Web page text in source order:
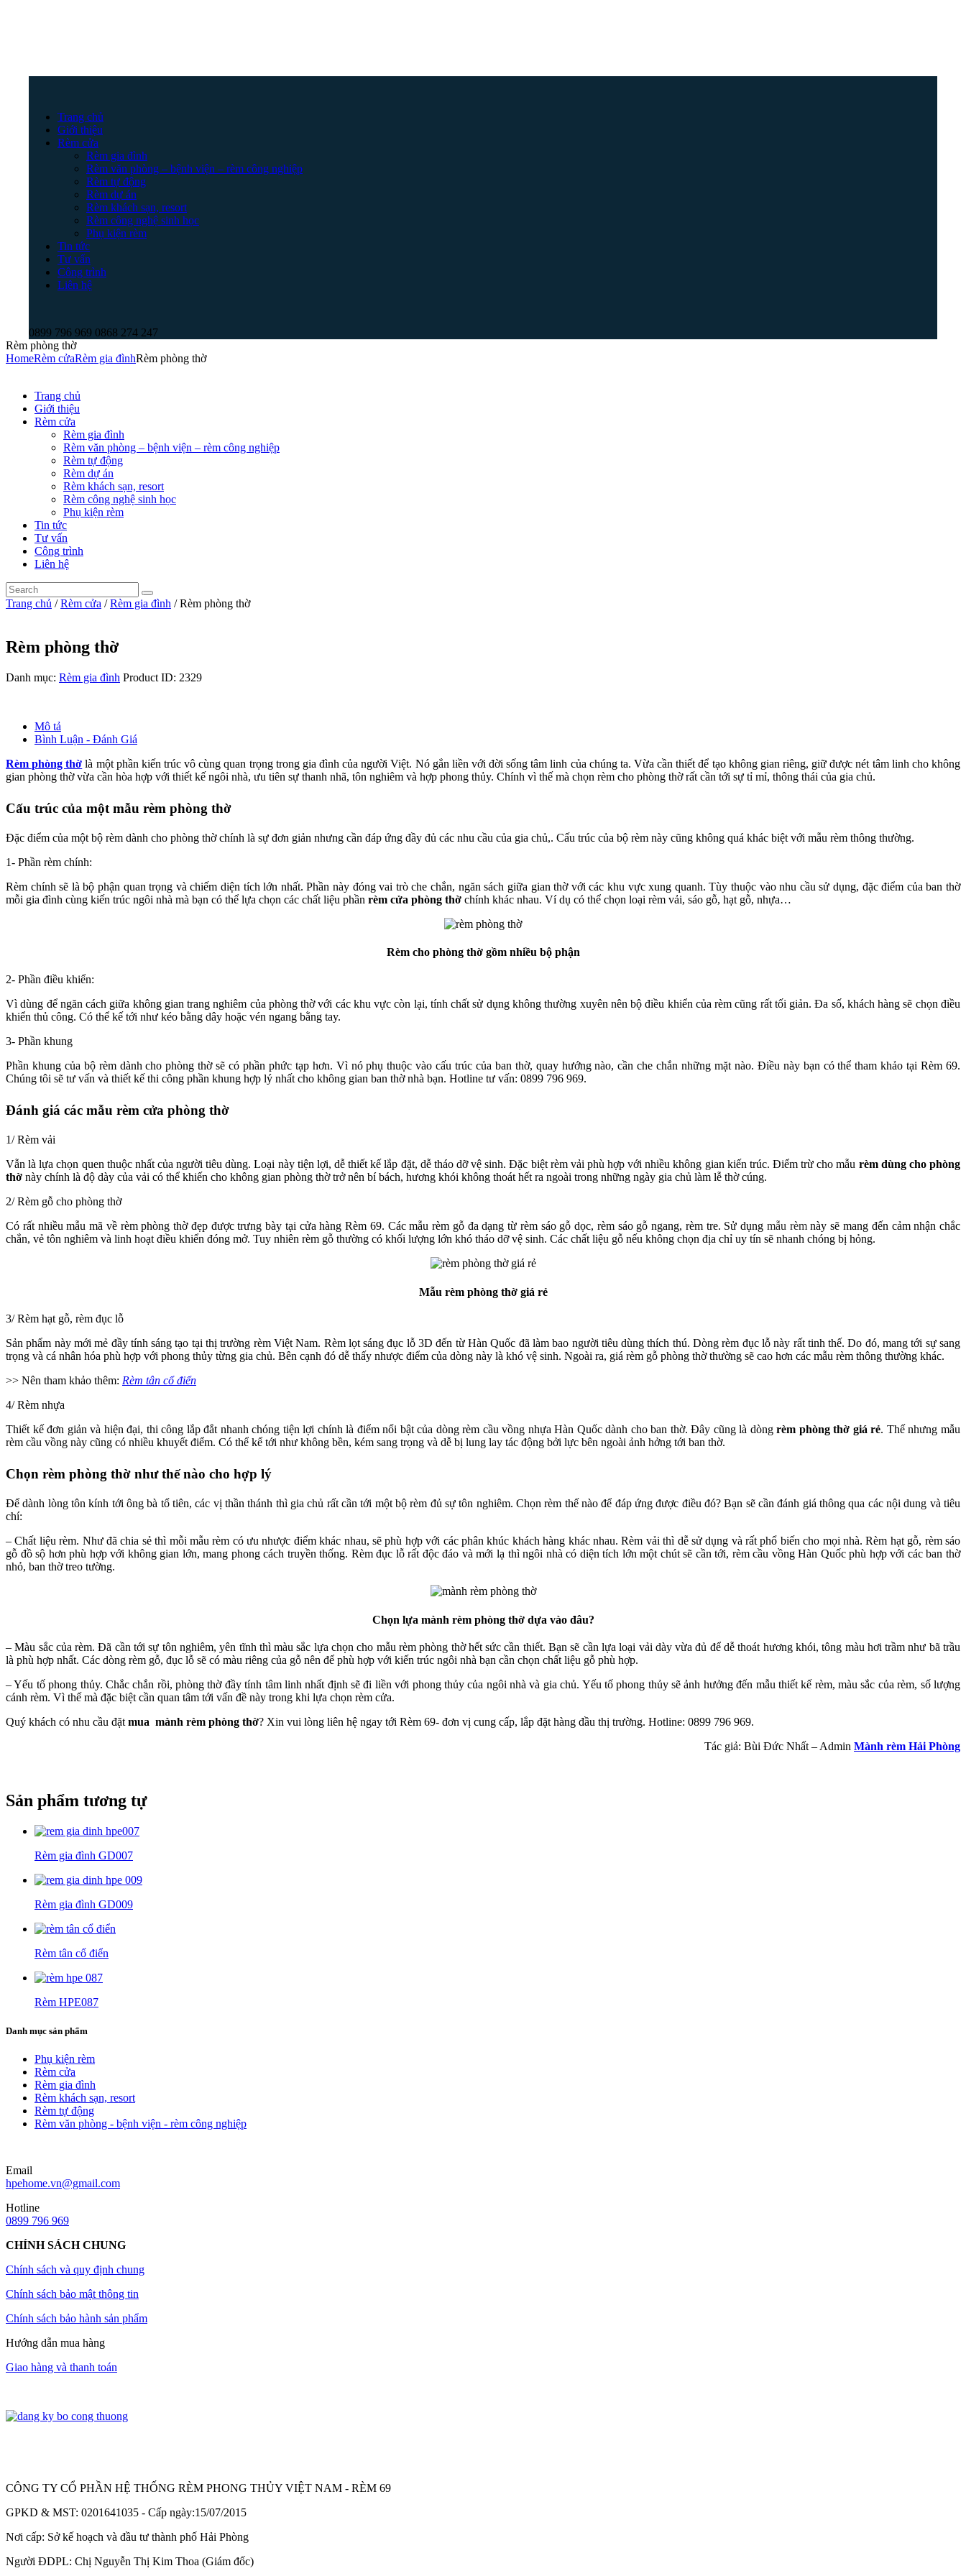
Trang chủ
Giới thiệu
Rèm cửa
Rèm gia đình
Rèm văn phòng – bệnh viện – rèm công nghiệp
Rèm tự động
Rèm dự án
Rèm khách sạn, resort
Rèm công nghệ sinh học
Phụ kiện rèm
Tin tức
Tư vấn
Công trình
Liên hệ
0899 796 969 0868 274 247
Rèm phòng thờ
HomeRèm cửaRèm gia đìnhRèm phòng thờ
Trang chủ
Giới thiệu
Rèm cửa
Rèm gia đình
Rèm văn phòng – bệnh viện – rèm công nghiệp
Rèm tự động
Rèm dự án
Rèm khách sạn, resort
Rèm công nghệ sinh học
Phụ kiện rèm
Tin tức
Tư vấn
Công trình
Liên hệ
Trang chủ /Rèm cửa /Rèm gia đình / Rèm phòng thờ
Rèm phòng thờ
Danh mục: Rèm gia đình Product ID: 2329
Mô tả
Bình Luận - Đánh Giá
Rèm phòng thờ là một phần kiến trúc vô cùng quan trọng trong gia đình của người Việt. Nó gắn liền với đời sống tâm linh của chúng ta. Vừa cần thiết để tạo không gian riêng, giữ được nét tâm linh cho không
gian phòng thờ vừa cần hòa hợp với thiết kế ngôi nhà, ưu tiên sự thanh nhã, tôn nghiêm và hợp phong thủy. Chính vì thế mà chọn rèm cho phòng thờ rất cần tới sự tỉ mỉ, thông thái của gia chủ.
Cấu trúc của một mẫu rèm phòng thờ
Đặc điểm của một bộ rèm dành cho phòng thờ chính là sự đơn giản nhưng cần đáp ứng đầy đủ các nhu cầu của gia chủ,. Cấu trúc của bộ rèm này cũng không quá khác biệt với mẫu rèm thông thường.
1- Phần rèm chính:
Rèm chính sẽ là bộ phận quan trọng và chiếm diện tích lớn nhất. Phần này đóng vai trò che chắn, ngăn sách giữa gian thờ với các khu vực xung quanh. Tùy thuộc vào nhu cầu sử dụng, đặc điểm của ban thờ
mỗi gia đình cùng kiến trúc ngôi nhà mà bạn có thể lựa chọn các chất liệu phần rèm cửa phòng thờ chính khác nhau. Ví dụ có thể chọn loại rèm vải, sáo gỗ, hạt gỗ, nhựa…
Rèm cho phòng thờ gồm nhiều bộ phận
2- Phần điều khiển:
Vì dùng để ngăn cách giữa không gian trang nghiêm của phòng thờ với các khu vực còn lại, tính chất sử dụng không thường xuyên nên bộ điều khiển của rèm cũng rất tối giản. Đa số, khách hàng sẽ chọn điều
khiển thủ công. Có thể kế tới như kéo bằng dây hoặc vén ngang bằng tay.
3- Phần khung
Phần khung của bộ rèm dành cho phòng thờ sẽ có phần phức tạp hơn. Vì nó phụ thuộc vào cấu trúc của ban thờ, quay hướng nào, cần che chắn những mặt nào. Điều này bạn có thể tham khảo tại Rèm 69.
Chúng tôi sẽ tư vấn và thiết kế thi công phần khung hợp lý nhất cho không gian ban thờ nhà bạn. Hotline tư vấn: 0899 796 969.
Đánh giá các mẫu rèm cửa phòng thờ
1/ Rèm vải
Vẫn là lựa chọn quen thuộc nhất của người tiêu dùng. Loại này tiện lợi, dễ thiết kế lắp đặt, dễ tháo dỡ vệ sinh. Đặc biệt rèm vải phù hợp với nhiều không gian kiến trúc. Điểm trừ cho mẫu rèm dùng cho phòng
thờ này chính là độ dày của vải có thể khiến cho không gian phòng thờ trở nên bí bách, hương khói không thoát hết ra ngoài trong những ngày gia chủ làm lễ thờ cúng.
2/ Rèm gỗ cho phòng thờ
Có rất nhiều mẫu mã về rèm phòng thờ đẹp được trưng bày tại cửa hàng Rèm 69. Các mẫu rèm gỗ đa dạng từ rèm sáo gỗ dọc, rèm sáo gỗ ngang, rèm tre. Sử dụng mẫu rèmnày sẽ mang đến cảm nhận chắc
chắn, vẻ tôn nghiêm và linh hoạt điều khiển đóng mở. Tuy nhiên rèm gỗ thường có khối lượng lớn khó tháo dỡ vệ sinh. Các chất liệu gỗ nếu không chọn địa chỉ uy tín sẽ nhanh chóng bị hỏng.
Mẫu rèm phòng thờ giá rẻ
3/ Rèm hạt gỗ, rèm đục lỗ
Sản phẩm này mới mẻ đầy tính sáng tạo tại thị trường rèm Việt Nam. Rèm lọt sáng đục lỗ 3D đến từ Hàn Quốc đã làm bao người tiêu dùng thích thú. Dòng rèm đục lỗ này rất tinh thế. Do đó, mang tới sự sang
trọng và cá nhân hóa phù hợp với phong thủy từng gia chủ. Bên cạnh đó dễ thấy nhược điểm của dòng này là khó vệ sinh. Ngoài ra, giá rèm gỗ phòng thờ thường sẽ cao hơn các mẫu rèm thông thường khác.
>> Nên tham khảo thêm: Rèm tân cổ điển
4/ Rèm nhựa
Thiết kế đơn giản và hiện đại, thi công lắp đắt nhanh chóng tiện lợi chính là điểm nổi bật của dòng rèm cầu vồng nhựa Hàn Quốc dành cho ban thờ. Đây cũng là dòngrèm phòng thờ giá rẻ. Thế nhưng mẫu
rèm cầu vồng này cũng có nhiều khuyết điểm. Có thể kể tới như không bền, kém sang trọng và dễ bị lung lay tác động bởi lực bên ngoài ảnh hởng tới ban thờ.
Chọn rèm phòng thờ như thế nào cho hợp lý
Để dành lòng tôn kính tới ông bà tổ tiên, các vị thần thánh thì gia chủ rất cần tới một bộ rèm đủ sự tôn nghiêm. Chọn rèm thế nào để đáp ứng được điều đó? Bạn sẽ cần đánh giá thông qua các nội dung và tiêu
chí:
– Chất liệu rèm. Như đã chia sẻ thì mỗi mẫu rèm có ưu nhược điểm khác nhau, sẽ phù hợp với các phân khúc khách hàng khác nhau. Rèm vải thì dễ sử dụng và rất phổ biến cho mọi nhà. Rèm hạt gỗ, rèm sáo
gỗ đồ sộ hơn phù hợp với không gian lớn, mang phong cách truyền thống. Rèm đục lỗ rất độc đáo và mới lạ thì ngôi nhà có diện tích lớn một chút sẽ cần tới, rèm cầu vồng Hàn Quốc phù hợp với các ban thờ
nhỏ, ban thờ treo tường.
Chọn lựa mành rèm phòng thờ dựa vào đâu?
– Màu sắc của rèm. Đã cần tới sự tôn nghiêm, yên tĩnh thì màu sắc lựa chọn cho mẫu rèm phòng thờ hết sức cần thiết. Bạn sẽ cần lựa loại vải dày vừa đủ để dễ thoát hương khói, tông màu hơi trầm như bã trầu
là phù hợp nhất. Các dòng rèm gỗ, đục lỗ sẽ có màu riêng của gỗ nên để phù hợp với kiến trúc ngôi nhà bạn cần chọn chất liệu gỗ phù hợp.
– Yếu tố phong thủy. Chắc chắn rồi, phòng thờ đầy tính tâm linh nhất định sẽ đi liền với phong thủy của ngôi nhà và gia chủ. Yếu tố phong thủy sẽ ảnh hưởng đến mẫu thiết kế rèm, màu sắc của rèm, số lượng
cánh rèm. Vì thế mà đặc biệt cần quan tâm tới vấn đề này trong khi lựa chọn rèm cửa.
Quý khách có nhu cầu đặt mua mành rèm phòng thờ? Xin vui lòng liên hệ ngay tới Rèm 69- đơn vị cung cấp, lắp đặt hàng đầu thị trường. Hotline: 0899 796 969.
Tác giả: Bùi Đức Nhất – Admin Mành rèm Hải Phòng
Sản phẩm tương tự
Rèm gia đình GD007
Rèm gia đình GD009
Rèm tân cổ điển
Rèm HPE087
Danh mục sản phẩm
Phụ kiện rèm
Rèm cửa
Rèm gia đình
Rèm khách sạn, resort
Rèm tự động
Rèm văn phòng - bệnh viện - rèm công nghiệp
Email
hpehome.vn@gmail.com
Hotline
0899 796 969
CHÍNH SÁCH CHUNG
Chính sách và quy định chung
Chính sách bảo mật thông tin
Chính sách bảo hành sản phẩm
Hướng dẫn mua hàng
Giao hàng và thanh toán
CÔNG TY CỔ PHẦN HỆ THỐNG RÈM PHONG THỦY VIỆT NAM - RÈM 69
GPKD & MST: 0201641035 - Cấp ngày:15/07/2015
Nơi cấp: Sở kế hoạch và đầu tư thành phố Hải Phòng
Người ĐDPL: Chị Nguyễn Thị Kim Thoa (Giám đốc)